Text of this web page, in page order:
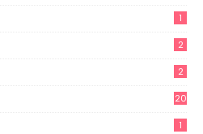
1
2
2
20
1